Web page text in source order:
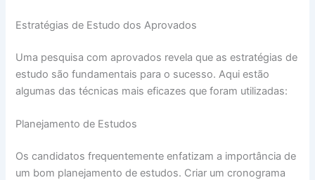
Estratégias de Estudo dos Aprovados
Uma pesquisa com aprovados revela que as estratégias de
estudo são fundamentais para o sucesso. Aqui estão
algumas das técnicas mais eficazes que foram utilizadas:
Planejamento de Estudos
Os candidatos frequentemente enfatizam a importância de
um bom planejamento de estudos. Criar um cronograma